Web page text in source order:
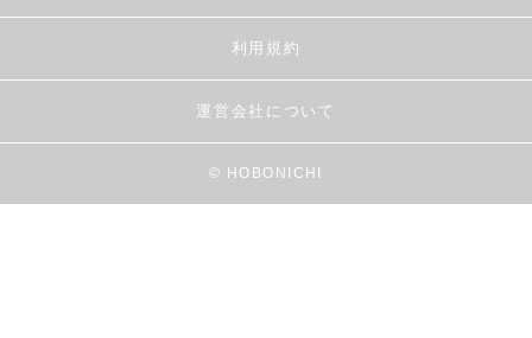
利用規約
運営会社について
© HOBONICHI